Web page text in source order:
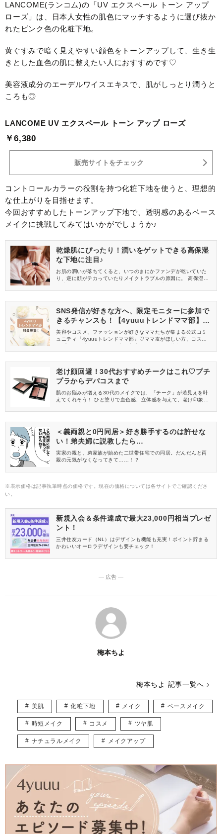
LANCOME(ランコム)の「UV エクスペール トーン アップ
ローズ」は、日本人女性の肌色にマッチするように選び抜か
れたピンク色の化粧下地。
黄ぐすみで暗く見えやすい顔色をトーンアップして、生き生
きとした血色の肌に整えたい人におすすめです♡
美容液成分のエーデルワイスエキスで、肌がしっとり潤うと
ころも◎
LANCOME UV エクスペール トーン アップ ローズ
￥6,380
販売サイトをチェック
コントロールカラーの役割を持つ化粧下地を使うと、理想的
な仕上がりを目指せます。
今回おすすめしたトーンアップ下地で、透明感のあるベース
メイクに挑戦してみてはいかがでしょうか♪
乾燥肌にぴったり！潤いをゲットできる高保湿
な下地に注目♪
お肌の潤いが落ちてくると、いつのまにかファンデが乾いていた
り、逆に顔がテカっていたりメイクトラブルの原因に。 高保湿な
は、乾燥肌さんにぴったりなおすすめの化粧下地をご紹介いたし
SNS発信が好きな方へ、限定モニターに参加で
きるチャンスも！【4yuuuトレンドママ部】部
員募集中
美容やコスメ、ファッションが好きなママたちが集まる公式コミ
ュニティ『4yuuuトレンドママ部』♡ママ友がほしい方、コスメサ
信してくれる方を募集しています！
老け顔回避！30代おすすめチークはこれ♡プチ
プラからデパコスまで
肌のお悩みが増える30代のメイクでは、「チーク」が若見えを叶
えてくれそう！ ひと塗りで血色感、立体感を与えて、老け印象を
楽しみ方とともにご紹介します。
＜義両親と0円同居＞好き勝手するのは許せな
い！弟夫婦に説教したら…
実家の親と、弟家族が始めた二世帯住宅での同居。だんだんと両
親の元気がなくなってきて……！？
※表示価格は記事執筆時点の価格です。現在の価格については各サイトでご確認くださ
い。
新規入会＆条件達成で最大23,000円相当プレゼ
ント！
三井住友カード（NL）はデザインも機能も充実！ポイント貯まる
かわいいオーロラデザインも要チェック！
― 広告 ―
梅本ちよ
梅本ちよ 記事一覧へ
美肌 化粧下地 メイク ベースメイク
時短メイク コスメ ツヤ肌
ナチュラルメイク メイクアップ